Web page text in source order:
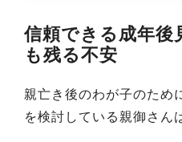
信頼できる成年後
も残る不安
親亡き後のわが子のため
を検討している親御さん